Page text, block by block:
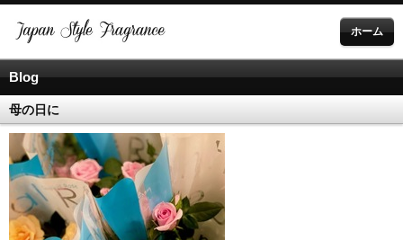
ホーム
Blog
母の日に